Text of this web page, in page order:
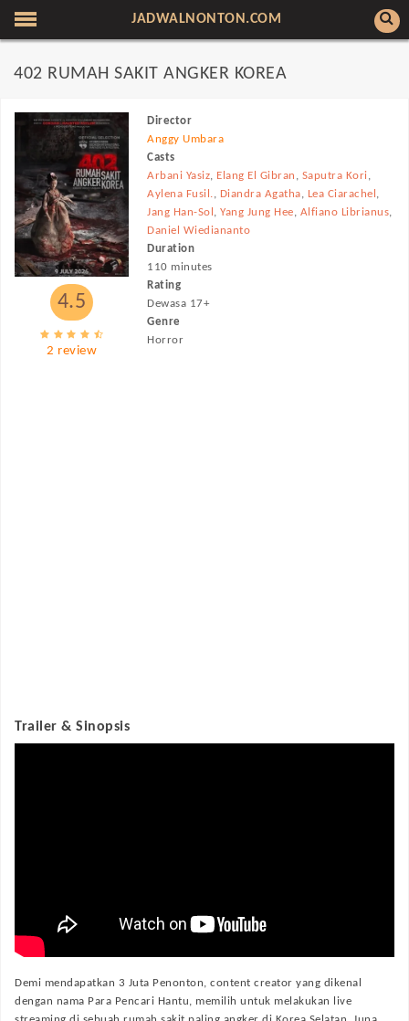
JADWALNONTON.COM
402 RUMAH SAKIT ANGKER KOREA
4.5
2 review
Director
Anggy Umbara
Casts
Arbani Yasiz, Elang El Gibran , Saputra Kori,
Aylena Fusil., Diandra Agatha, Lea Ciarachel ,
Jang Han-Sol ,Yang Jung Hee, Alfiano Librianus,
Daniel Wiediananto
Duration
110 minutes
Rating
Dewasa 17+
Genre
Horror
Trailer & Sinopsis
Demi mendapatkan 3 Juta Penonton, content creator yang dikenal
dengan nama Para Pencari Hantu, memilih untuk melakukan live